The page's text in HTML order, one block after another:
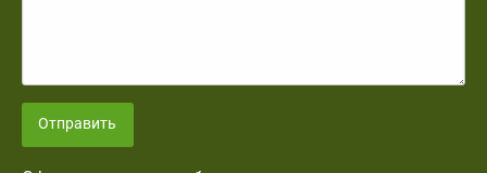
Отправить